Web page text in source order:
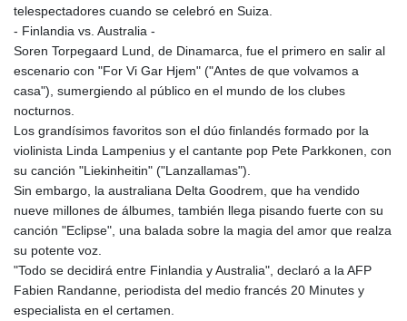
telespectadores cuando se celebró en Suiza.
- Finlandia vs. Australia -
Soren Torpegaard Lund, de Dinamarca, fue el primero en salir al
escenario con "For Vi Gar Hjem" ("Antes de que volvamos a
casa"), sumergiendo al público en el mundo de los clubes
nocturnos.
Los grandísimos favoritos son el dúo finlandés formado por la
violinista Linda Lampenius y el cantante pop Pete Parkkonen, con
su canción "Liekinheitin" ("Lanzallamas").
Sin embargo, la australiana Delta Goodrem, que ha vendido
nueve millones de álbumes, también llega pisando fuerte con su
canción "Eclipse", una balada sobre la magia del amor que realza
su potente voz.
"Todo se decidirá entre Finlandia y Australia", declaró a la AFP
Fabien Randanne, periodista del medio francés 20 Minutes y
especialista en el certamen.